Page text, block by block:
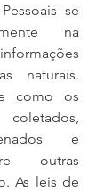
se
na
naturais.
como os
e
outras
As leis de